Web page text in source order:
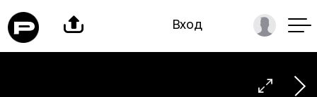
 Вход
